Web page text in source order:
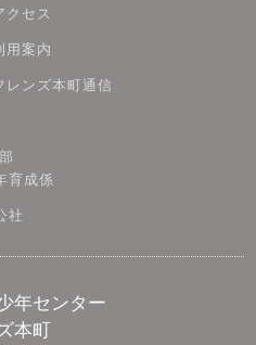
クセス
用案内
レンズ本町通信
育成係
社
年センター
本町